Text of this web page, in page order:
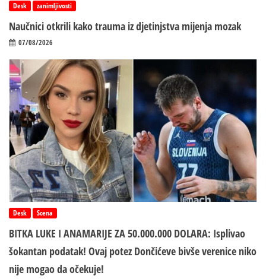
Desk zanimljivosti
Naučnici otkrili kako trauma iz d‌jetinjstva mijenja mozak
07/08/2026
Desk Scena
BITKA LUKE I ANAMARIJE ZA 50.000.000 DOLARA: Isplivao
šokantan podatak! Ovaj potez Dončićeve bivše verenice niko
nije mogao da očekuje!